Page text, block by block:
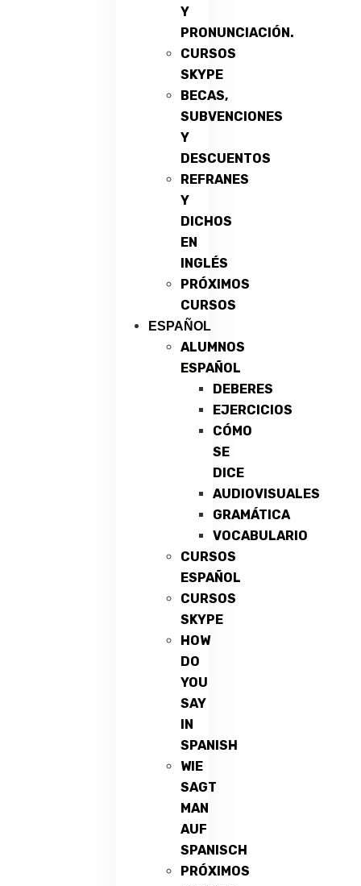
Y
PRONUNCIACIÓN.
CURSOS
SKYPE
BECAS,
SUBVENCIONES
Y
DESCUENTOS
REFRANES
Y
DICHOS
EN
INGLÉS
PRÓXIMOS
CURSOS
ESPAÑOL
ALUMNOS
ESPAÑOL
DEBERES
EJERCICIOS
CÓMO
SE
DICE
AUDIOVISUALES
GRAMÁTICA
VOCABULARIO
CURSOS
ESPAÑOL
CURSOS
SKYPE
HOW
DO
YOU
SAY
IN
SPANISH
WIE
SAGT
MAN
AUF
SPANISCH
PRÓXIMOS